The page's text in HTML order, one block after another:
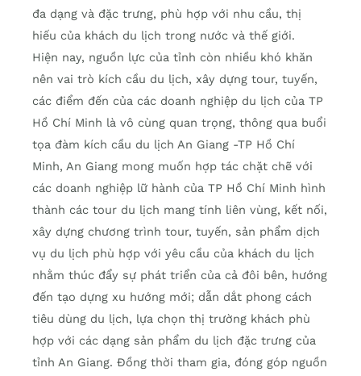
đa dạng và đặc trưng, phù hợp với nhu cầu, thị
hiếu của khách du lịch trong nước và thế giới.
Hiện nay, nguồn lực của tỉnh còn nhiều khó khăn
nên vai trò kích cầu du lịch, xây dựng tour, tuyến,
các điểm đến của các doanh nghiệp du lịch của TP
Hồ Chí Minh là vô cùng quan trọng, thông qua buổi
tọa đàm kích cầu du lịch An Giang -TP Hồ Chí
Minh, An Giang mong muốn hợp tác chặt chẽ với
các doanh nghiệp lữ hành của TP Hồ Chí Minh hình
thành các tour du lịch mang tính liên vùng, kết nối,
xây dựng chương trình tour, tuyến, sản phẩm dịch
vụ du lịch phù hợp với yêu cầu của khách du lịch
nhằm thúc đẩy sự phát triển của cả đôi bên, hướng
đến tạo dựng xu hướng mới; dẫn dắt phong cách
tiêu dùng du lịch, lựa chọn thị trường khách phù
hợp với các dạng sản phẩm du lịch đặc trưng của
tỉnh An Giang. Đồng thời tham gia, đóng góp nguồn